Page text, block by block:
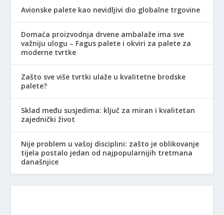
Avionske palete kao nevidljivi dio globalne trgovine
Domaća proizvodnja drvene ambalaže ima sve
važniju ulogu – Fagus palete i okviri za palete za
moderne tvrtke
Zašto sve više tvrtki ulaže u kvalitetne brodske
palete?
Sklad među susjedima: ključ za miran i kvalitetan
zajednički život
Nije problem u vašoj disciplini: zašto je oblikovanje
tijela postalo jedan od najpopularnijih tretmana
današnjice